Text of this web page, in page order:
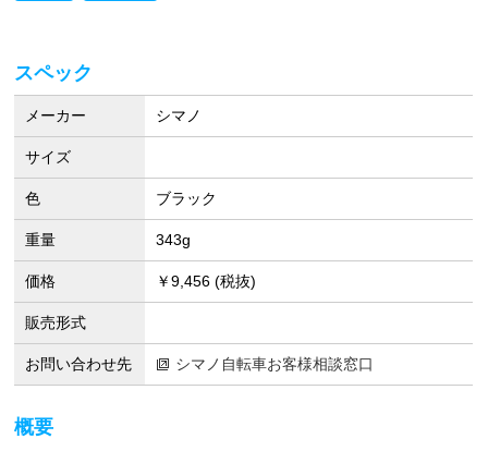
スペック
メーカー シマノ
サイズ
色 ブラック
重量 343g
価格 ￥9,456 (税抜)
販売形式
お問い合わせ先 シマノ自転車お客様相談窓口
概要